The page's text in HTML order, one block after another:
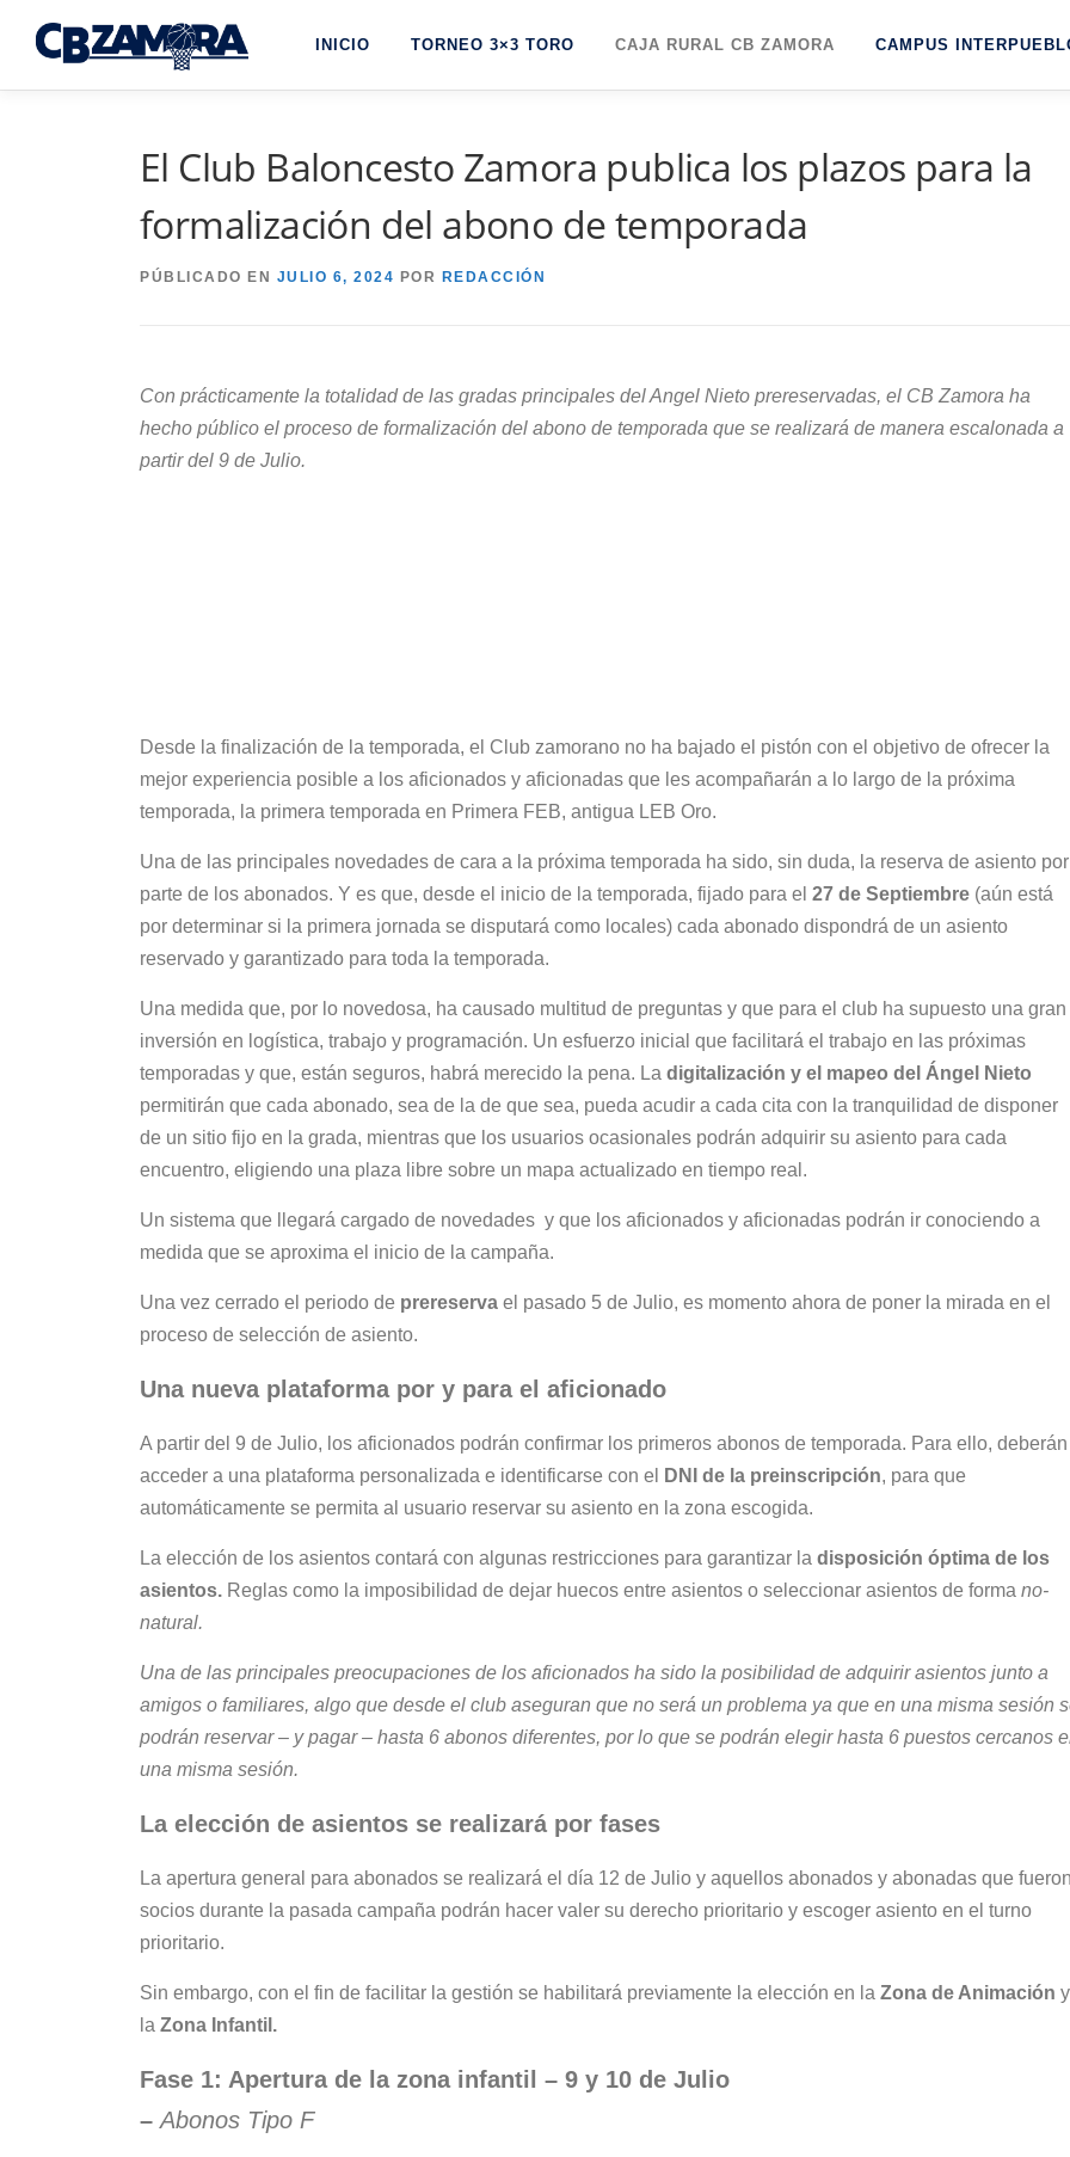
INICIO TORNEO 3×3 TORO CAJA RURAL CB ZAMORA CAMPUS
El Club Baloncesto Zamora publica los plazos para la
formalización del abono de temporada
PÚBLICADO EN JULIO 6, 2024 POR REDACCIÓN
Con prácticamente la totalidad de las gradas principales del Angel Nieto prereservadas, el CB Zamora ha
hecho público el proceso de formalización del abono de temporada que se realizará de manera escalonada a
partir del 9 de Julio.
Desde la finalización de la temporada, el Club zamorano no ha bajado el pistón con el objetivo de ofrecer la
mejor experiencia posible a los aficionados y aficionadas que les acompañarán a lo largo de la próxima
temporada, la primera temporada en Primera FEB, antigua LEB Oro.
Una de las principales novedades de cara a la próxima temporada ha sido, sin duda, la reserva de asiento por
parte de los abonados. Y es que, desde el inicio de la temporada, fijado para el 27 de Septiembre (aún está
por determinar si la primera jornada se disputará como locales) cada abonado dispondrá de un asiento
reservado y garantizado para toda la temporada.
Una medida que, por lo novedosa, ha causado multitud de preguntas y que para el club ha supuesto una gran
inversión en logística, trabajo y programación. Un esfuerzo inicial que facilitará el trabajo en las próximas
temporadas y que, están seguros, habrá merecido la pena. La digitalización y el mapeo del Ángel Nieto
permitirán que cada abonado, sea de la de que sea, pueda acudir a cada cita con la tranquilidad de disponer
de un sitio fijo en la grada, mientras que los usuarios ocasionales podrán adquirir su asiento para cada
encuentro, eligiendo una plaza libre sobre un mapa actualizado en tiempo real.
Un sistema que llegará cargado de novedades y que los aficionados y aficionadas podrán ir conociendo a
medida que se aproxima el inicio de la campaña.
Una vez cerrado el periodo de prereserva el pasado 5 de Julio, es momento ahora de poner la mirada en el
proceso de selección de asiento.
Una nueva plataforma por y para el aficionado
A partir del 9 de Julio, los aficionados podrán confirmar los primeros abonos de temporada. Para ello, deberán
acceder a una plataforma personalizada e identificarse con el
DNI de la preinscripción, para que
automáticamente se permita al usuario reservar su asiento en la zona escogida.
La elección de los asientos contará con algunas restricciones para garantizar la disposición óptima de los
asientos. Reglas como la imposibilidad de dejar huecos entre asientos o seleccionar asientos de forma no-
natural.
Una de las principales preocupaciones de los aficionados ha sido la posibilidad de adquirir asientos junto a
amigos o familiares, algo que desde el club aseguran que no será un problema ya que en una misma sesión
podrán reservar – y pagar – hasta 6 abonos diferentes, por lo que se podrán elegir hasta 6 puestos cercanos
una misma sesión.
La elección de asientos se realizará por fases
La apertura general para abonados se realizará el día 12 de Julio y aquellos abonados y abonadas que
socios durante la pasada campaña podrán hacer valer su derecho prioritario y escoger asiento en el turno
prioritario.
Sin embargo, con el fin de facilitar la gestión se habilitará previamente la elección en la Zona de Animación y
la Zona Infantil.
Fase 1: Apertura de la zona infantil – 9 y 10 de Julio
– Abonos Tipo F